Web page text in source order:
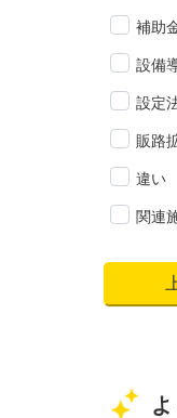
補助
設備
設定
販路
違い
関連